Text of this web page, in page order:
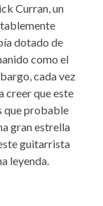
Curran, un
dotado de
como el
cada vez
creer que este
que probable
gran estrella
guitarrista
leyenda.